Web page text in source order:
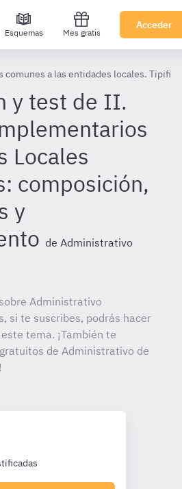
Esquemas Mes gratis
Acceder
comunes a las entidades locales.
y test de II.
Locales
composición,
y
de Administrativo
Administrativo
si te suscribes, podrás hacer
tema. ¡También te
de Administrativo de